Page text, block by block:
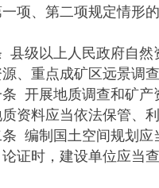
、第二项规定情形的
以上人民政府自然资
、重点成矿区远景调查
展地质调查和矿产资
料应当依法保管、利
制国土空间规划应当
时，建设单位应当查